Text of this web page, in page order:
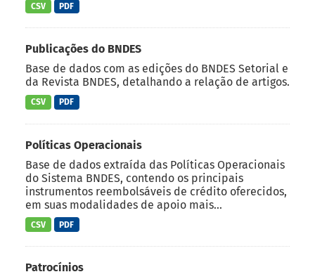
CSV PDF
Publicações do BNDES
Base de dados com as edições do BNDES Setorial e
da Revista BNDES, detalhando a relação de artigos.
CSV PDF
Políticas Operacionais
Base de dados extraída das Políticas Operacionais
do Sistema BNDES, contendo os principais
instrumentos reembolsáveis de crédito oferecidos,
em suas modalidades de apoio mais...
CSV PDF
Patrocínios